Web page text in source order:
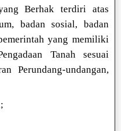
Berhak terdiri atas
badan sosial, badan
yang memiliki
Tanah sesuai
Perundang-undangan,